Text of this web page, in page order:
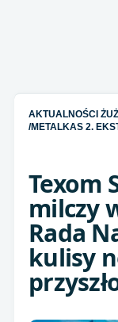
AKTUALNOŚCI
/METALKAS 2.
Texom
milczy
Rada
kulisy